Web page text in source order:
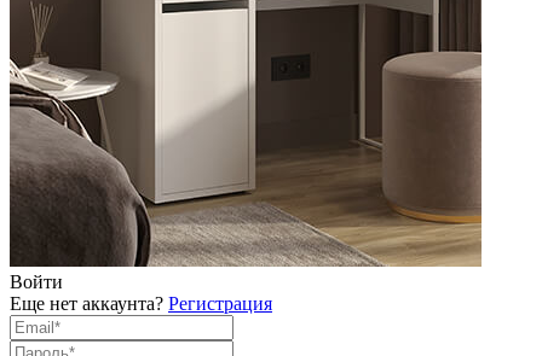
Войти
Еще нет аккаунта? Регистрация